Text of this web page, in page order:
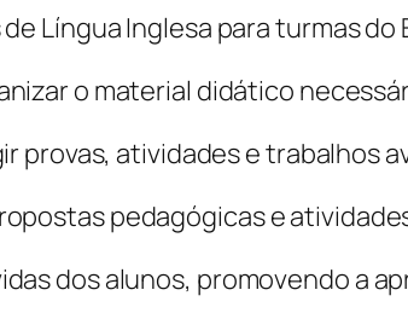
Língua Inglesa para turmas
o material didático
provas, atividades e trabalhos
pedagógicas e
dos alunos, promovendo a